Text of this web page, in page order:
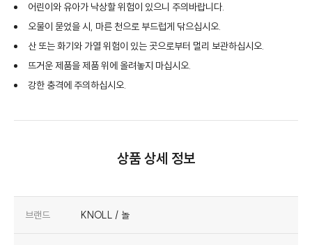
어린이와 유아가 낙상할 위험이 있으니 주의바랍니다.
오물이 묻었을 시, 마른 천으로 부드럽게 닦으십시오.
산 또는 화기와 가열 위험이 있는 곳으로부터 멀리 보관하십시오.
뜨거운 제품을 제품 위에 올려놓지 마십시오.
강한 충격에 주의하십시오.
상품 상세 정보
브랜드 KNOLL / 놀